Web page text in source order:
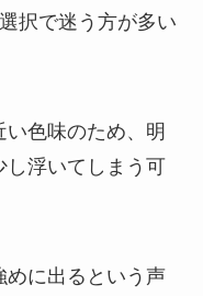
択で迷う方が多い
色味のため、明
し浮いてしまう可
めに出るという声